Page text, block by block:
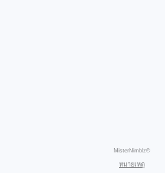
MisterNimblz©
หมายเหตุ